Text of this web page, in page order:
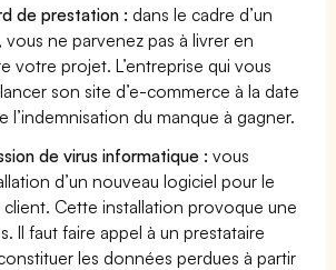
de prestation : dans le cadre d’un
ne parvenez pas à livrer en
votre projet. L’entreprise qui vous
son site d’e-commerce à la date
l’indemnisation du manque à gagner.
de virus informatique : vous
d’un nouveau logiciel pour le
Cette installation provoque une
Il faut faire appel à un prestataire
les données perdues à partir